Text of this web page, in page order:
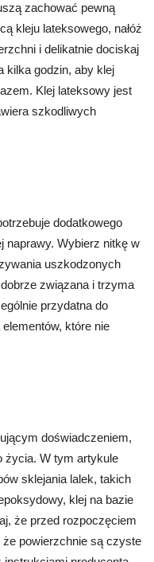
zachować pewną
kleju lateksowego, nałóż
i delikatnie dociskaj
kilka godzin, aby klej
Klej lateksowy jest
szkodliwych
dodatkowego
naprawy. Wybierz nitkę w
uszkodzonych
związana i trzyma
przydatna do
które nie
doświadczeniem,
życia. W tym artykule
sklejania lalek, takich
klej na bazie
że przed rozpoczęciem
powierzchnie są czyste